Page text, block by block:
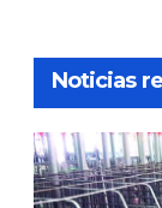
Noticias